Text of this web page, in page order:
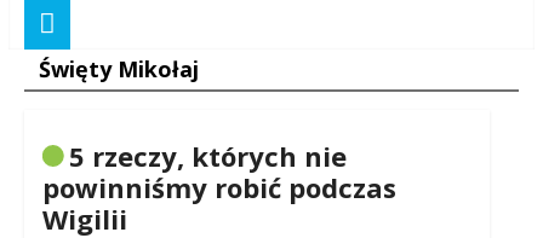
Święty Mikołaj
5 rzeczy, których nie
powinniśmy robić podczas
Wigilii